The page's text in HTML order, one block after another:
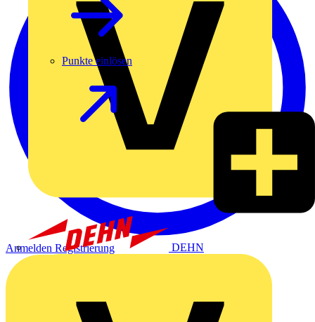
DEHN
Punkte einlösen
Anmelden Registrierung